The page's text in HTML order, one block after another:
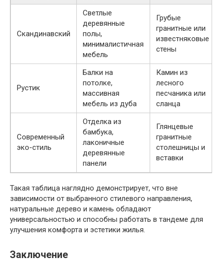
Скандинавский
Светлые
деревянные
полы,
минималистичная
мебель
Грубые
гранитные или
известняковые
стены
Рустик
Балки на
потолке,
массивная
мебель из дуба
Камин из
лесного
песчаника или
сланца
Современный
эко-стиль
Отделка из
бамбука,
лаконичные
деревянные
панели
Глянцевые
гранитные
столешницы и
вставки
Такая таблица наглядно демонстрирует, что вне
зависимости от выбранного стилевого направления,
натуральные дерево и камень обладают
универсальностью и способны работать в тандеме для
улучшения комфорта и эстетики жилья.
Заключение